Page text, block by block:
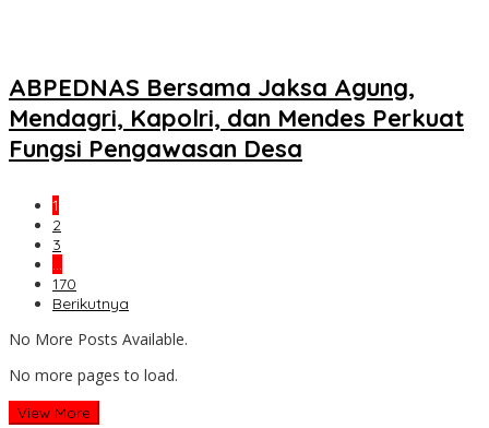
ABPEDNAS Bersama Jaksa Agung,
Mendagri, Kapolri, dan Mendes Perkuat
Fungsi Pengawasan Desa
1
2
3
…
170
Berikutnya
No More Posts Available.
No more pages to load.
View More